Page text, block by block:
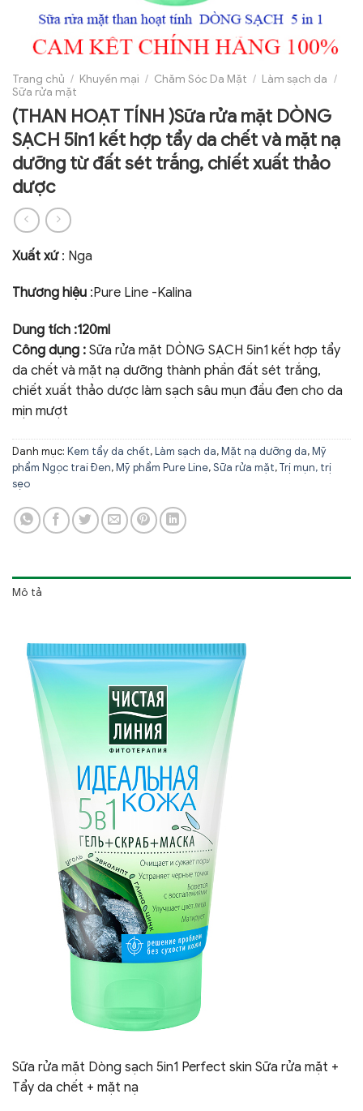
Trang chủ / Khuyến mại / Chăm Sóc Da Mặt / Làm sạch da /
Sữa rửa mặt
(THAN HOẠT TÍNH )Sữa rửa mặt DÒNG
SẠCH 5in1 kết hợp tẩy da chết và mặt nạ
dưỡng từ đất sét trắng, chiết xuất thảo
dược
Xuất xứ: Nga
Thương hiệu :Pure Line -Kalina
Dung tích :120ml
Công dụng : Sữa rửa mặt DÒNG SẠCH 5in1 kết hợp tẩy
da chết và mặt nạ dưỡng thành phần đất sét trắng,
chiết xuất thảo dược làm sạch sâu mụn đầu đen cho da
mịn mượt
Danh mục: Kem tẩy da chết, Làm sạch da, Mặt nạ dưỡng da, Mỹ
phẩm Ngọc trai Đen, Mỹ phẩm Pure Line,Sữa rửa mặt,Trị mụn, trị
sẹo
Mô tả
Sữa rửa mặt Dòng sạch 5in1 Perfect skin Sữa rửa mặt +
Tẩy da chết + mặt nạ